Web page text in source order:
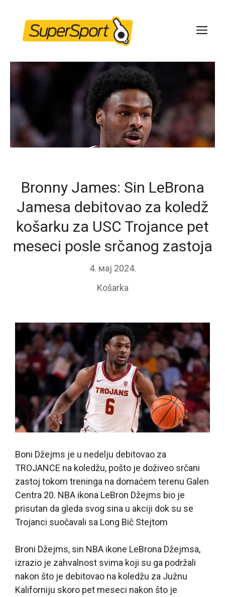
content
Bronny James: Sin LeBrona
Jamesa debitovao za koledž
košarku za USC Trojance pet
meseci posle srčanog zastoja
4. мај 2024.
Košarka
Boni Džejms je u nedelju debitovao za
TROJANCE na koledžu, pošto je doživeo srčani
zastoj tokom treninga na domaćem terenu Galen
Centra 20. NBA ikona LeBron Džejms bio je
prisutan da gleda svog sina u akciji dok su se
Trojanci suočavali sa Long Bič Stejtom
Broni Džejms, sin NBA ikone LeBrona Džejmsa,
izrazio je zahvalnost svima koji su ga podržali
nakon što je debitovao na koledžu za Južnu
Kaliforniju skoro pet meseci nakon što je